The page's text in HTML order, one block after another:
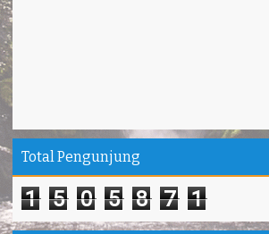
Total Pengunjung
1 5 0 5 8 7 1